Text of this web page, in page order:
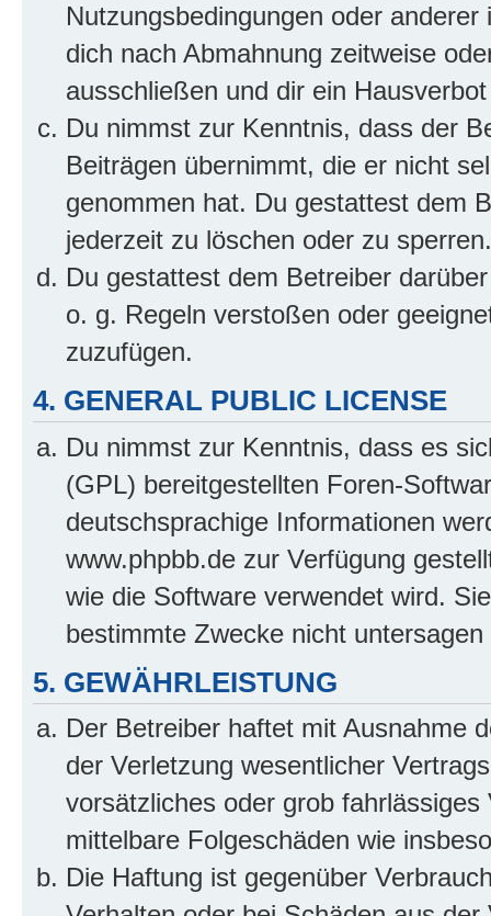
Nutzungsbedingungen oder
dich nach Abmahnung zeitweise
ausschließen und dir ein
Du nimmst zur Kenntnis, dass der
Beiträgen übernimmt, die er nicht
genommen hat. Du gestattest dem
jederzeit zu löschen oder zu sperren.
Du gestattest dem Betreiber
o. g. Regeln verstoßen oder
zuzufügen.
4. GENERAL PUBLIC LICENSE
Du nimmst zur Kenntnis, dass es
(GPL) bereitgestellten Foren-
deutschsprachige Informationen
www.phpbb.de zur Verfügung
wie die Software verwendet wird.
bestimmte Zwecke nicht
5. GEWÄHRLEISTUNG
Der Betreiber haftet mit Ausnahme
der Verletzung wesentlicher
vorsätzliches oder grob
mittelbare Folgeschäden wie
Die Haftung ist gegenüber